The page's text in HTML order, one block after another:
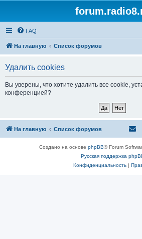
FAQ
На главную Список форумов
Удалить cookies
Вы уверены, что хотите удалить все cookie,
конференцией?
На главную Список форумов
Создано на основе phpBB® Forum
Русская поддержка
Конфиденциальность|